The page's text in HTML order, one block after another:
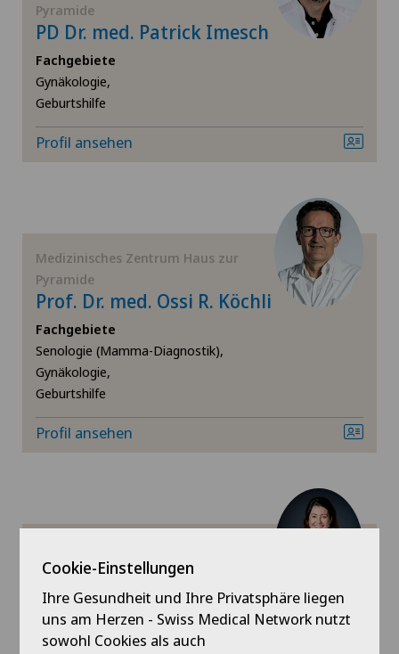
Plastische Chirurgie
Proktologie
Schmerztherapie
Vasektomie (Unterbindung/Sterilisation beim
Viszeralchirurgie
Pyramide
PD Dr. med. Patrick Imesch
Fachgebiete
Gynäkologie,
Geburtshilfe
Profil ansehen
Medizinisches Zentrum Haus zur
Pyramide
Prof. Dr. med. Ossi R. Köchli
Fachgebiete
Senologie (Mamma-Diagnostik),
Gynäkologie,
Geburtshilfe
Profil ansehen
Pyramide
Dr. med. Lea Köchli
Fachgebiete
Gynäkologie,
Cookie-Einstellungen
Ihre Gesundheit und Ihre Privatsphäre liegen
uns am Herzen - Swiss Medical Network nutzt
sowohl Cookies als auch